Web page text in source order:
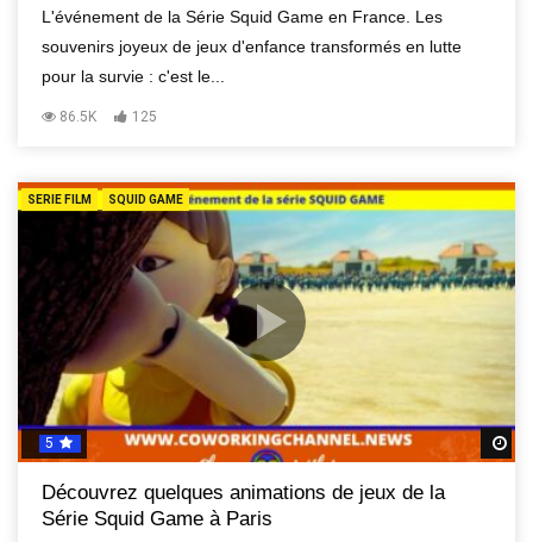
L'événement de la Série Squid Game en France. Les
souvenirs joyeux de jeux d'enfance transformés en lutte
pour la survie : c'est le...
86.5K 125
SERIE FILM SQUID GAME
5
Découvrez quelques animations de jeux de la
Série Squid Game à Paris